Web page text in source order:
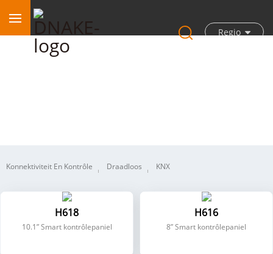
Regio
Konnektiviteit En Kontrôle Draadloos KNX
H618
10.1” Smart kontrôlepaniel
H616
8” Smart kontrôlepaniel